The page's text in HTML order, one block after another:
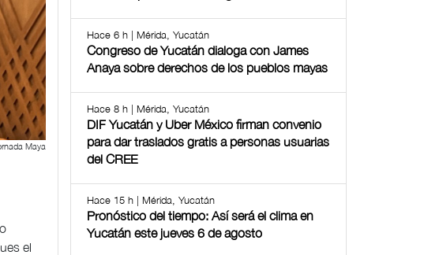
Maya
el
Hace 6 h | Mérida, Yucatán
Congreso de Yucatán dialoga con James
Anaya sobre derechos de los pueblos mayas
Hace 8 h | Mérida, Yucatán
DIF Yucatán y Uber México firman convenio
para dar traslados gratis a personas usuarias
del CREE
Hace 15 h | Mérida, Yucatán
Pronóstico del tiempo: Así será el clima en
Yucatán este jueves 6 de agosto